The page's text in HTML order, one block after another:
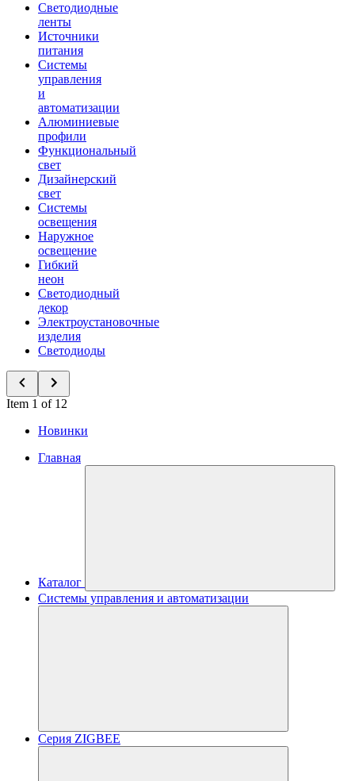
Светодиодные
ленты
Источники
питания
Системы
управления
и
автоматизации
Алюминиевые
профили
Функциональный
свет
Дизайнерский
свет
Системы
освещения
Наружное
освещение
Гибкий
неон
Светодиодный
декор
Электроустановочные
изделия
Светодиоды
Item 1 of 12
Новинки
Главная
Каталог
Системы управления и автоматизации
Серия ZIGBEE